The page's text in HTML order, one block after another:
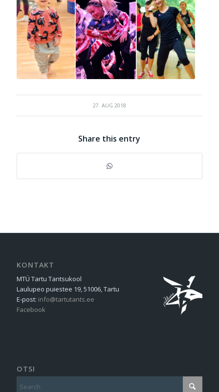
27. AUG 2018
Share this entry
KONTAKT
MTÜ Tartu Tantsukool
Laulupeo puiestee 19, 51006, Tartu
E-post: info@tartutants.ee
Facebook
OTSI